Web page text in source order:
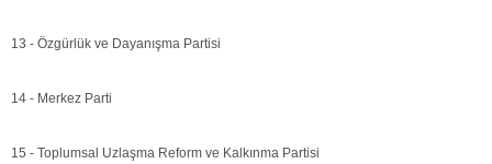
13 - Özgürlük ve Dayanışma Partisi
14 - Merkez Parti
15 - Toplumsal Uzlaşma Reform ve Kalkınma Partisi